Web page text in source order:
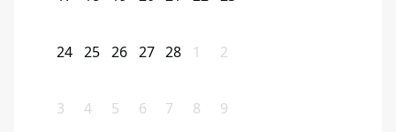
24 25 26 27 28 1 2
3 4 5 6 7 8 9